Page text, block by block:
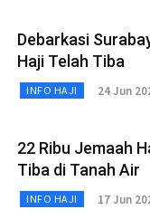
Debarkasi
Haji Telah Tiba
INFO HAJI 24 Jun
22 Ribu Jemaah
Tiba di Tanah Air
INFO HAJI 17 Jun